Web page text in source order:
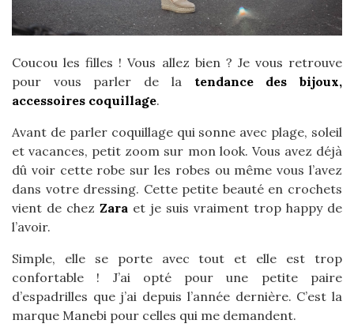
Coucou les filles ! Vous allez bien ? Je vous retrouve
pour vous parler de la tendance des bijoux,
accessoires coquillage.
Avant de parler coquillage qui sonne avec plage, soleil
et vacances, petit zoom sur mon look. Vous avez déjà
dû voir cette robe sur les robes ou même vous l’avez
dans votre dressing. Cette petite beauté en crochets
vient de chez Zara et je suis vraiment trop happy de
l’avoir.
Simple, elle se porte avec tout et elle est trop
confortable ! J’ai opté pour une petite paire
d’espadrilles que j’ai depuis l’année dernière. C’est la
marque Manebi pour celles qui me demandent.